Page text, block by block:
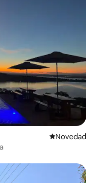
Lugar para
Novedad